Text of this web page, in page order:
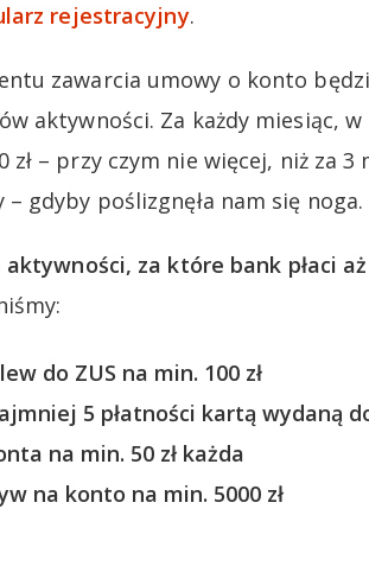
rejestracyjny.
zawarcia umowy o konto
aktywności. Za każdy miesiąc,
zł – przy czym nie więcej, niż za 3
gdyby poślizgnęła nam się noga.
za które bank płaci aż
do ZUS na min. 100 zł
5 płatności kartą wydaną
na min. 50 zł każda
na konto na min. 5000 zł